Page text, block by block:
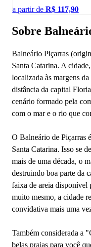
a partir de R$ 117,90
Sobre
Balneário Piçarras
Santa Catarina. A
localizada às margens
distância da capital
cenário formado pela
com o mar e o rio que
O Balneário de Piçarras
Santa Catarina. Isso se
mais de uma década, o
destruindo boa parte da
faixa de areia disponível
muito mesmo, a cidade
convidativa mais uma
Também considerada a
belas praias para você